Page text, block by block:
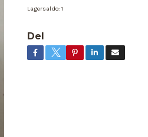
Lagersaldo: 1
Del